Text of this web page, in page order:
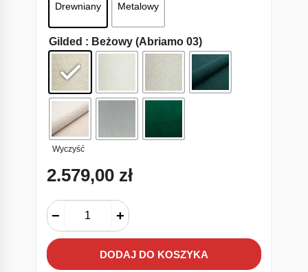
Drewniany Metalowy
Gilded : Beżowy (Abriamo 03)
Wyczyść
2.579,00 zł
− +
DODAJ DO KOSZYKA